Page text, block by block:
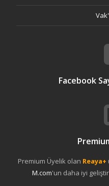
Facebook
Premium Üyelik olan Reaya+
M.com'un daha iyi